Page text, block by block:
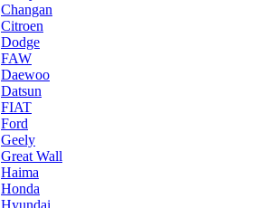
Changan
Citroen
Dodge
FAW
Daewoo
Datsun
FIAT
Ford
Geely
Great Wall
Haima
Honda
Hyundai